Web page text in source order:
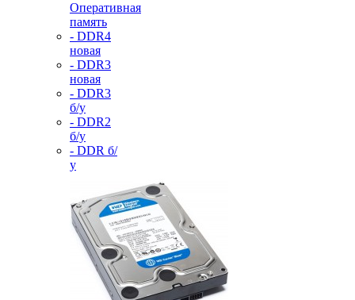
Оперативная
память
- DDR4
новая
- DDR3
новая
- DDR3
б/у
- DDR2
б/у
- DDR б/
у